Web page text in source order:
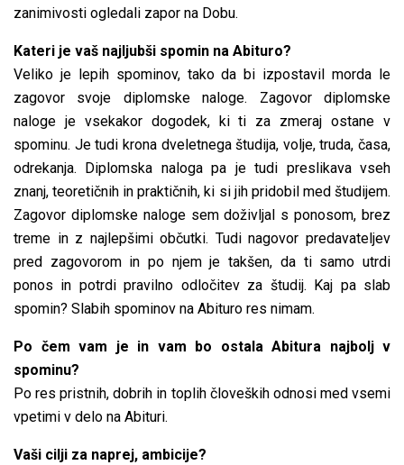
zanimivosti ogledali zapor na Dobu.
Kateri je vaš najljubši spomin na Abituro?
Veliko je lepih spominov, tako da bi izpostavil morda le
zagovor svoje diplomske naloge. Zagovor diplomske
naloge je vsekakor dogodek, ki ti za zmeraj ostane v
spominu. Je tudi krona dveletnega študija, volje, truda, časa,
odrekanja. Diplomska naloga pa je tudi preslikava vseh
znanj, teoretičnih in praktičnih, ki si jih pridobil med študijem.
Zagovor diplomske naloge sem doživljal s ponosom, brez
treme in z najlepšimi občutki. Tudi nagovor predavateljev
pred zagovorom in po njem je takšen, da ti samo utrdi
ponos in potrdi pravilno odločitev za študij. Kaj pa slab
spomin? Slabih spominov na Abituro res nimam.
Po čem vam je in vam bo ostala Abitura najbolj v
spominu?
Po res pristnih, dobrih in toplih človeških odnosi med vsemi
vpetimi v delo na Abituri.
Vaši cilji za naprej, ambicije?